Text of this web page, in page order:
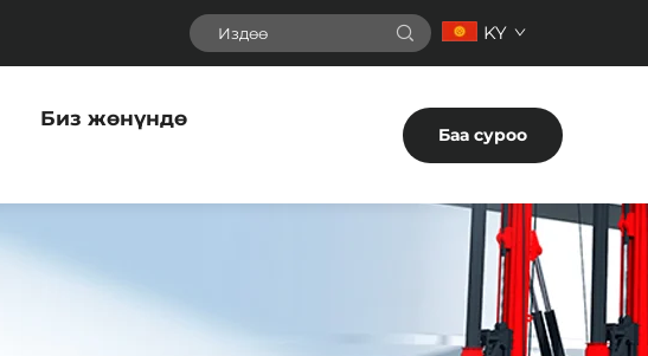
KY
Биз жөнүндө
Баа суроо